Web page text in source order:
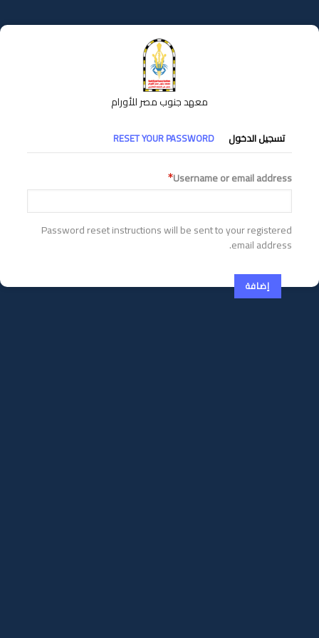
إلى
المحتوى
معهد جنوب مصر للأورام
التبويبات
الأساسية
تسجيل الدخول RESET YOUR PASSWORD
Username or email address
Password reset instructions will be sent to your registered
email address.